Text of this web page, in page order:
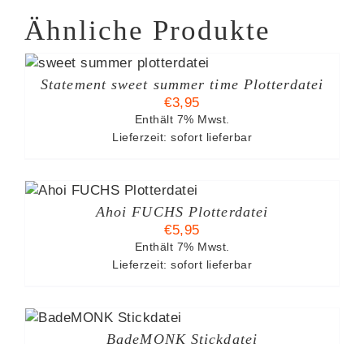
Ähnliche Produkte
Statement sweet summer time Plotterdatei
€3,95
Enthält 7% Mwst.
Lieferzeit: sofort lieferbar
Ahoi FUCHS Plotterdatei
€5,95
Enthält 7% Mwst.
Lieferzeit: sofort lieferbar
BadeMONK Stickdatei